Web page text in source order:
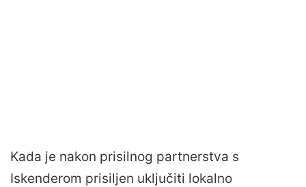
Kada je nakon prisilnog partnerstva s
Iskenderom prisiljen uključiti lokalno